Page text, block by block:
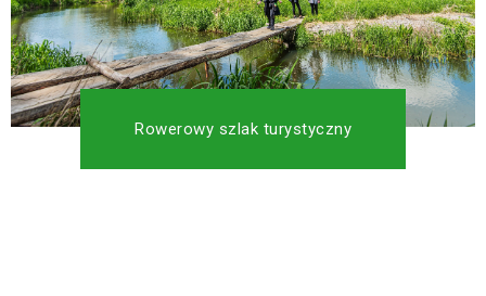
Rowerowy szlak turystyczny